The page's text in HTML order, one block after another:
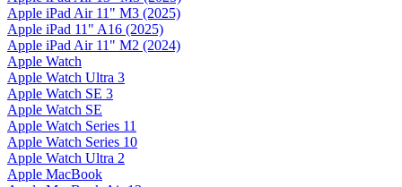
Apple iPad Air 11" M3 (2025)
Apple iPad 11" A16 (2025)
Apple iPad Air 11" M2 (2024)
Apple Watch
Apple Watch Ultra 3
Apple Watch SE 3
Apple Watch SE
Apple Watch Series 11
Apple Watch Series 10
Apple Watch Ultra 2
Apple MacBook